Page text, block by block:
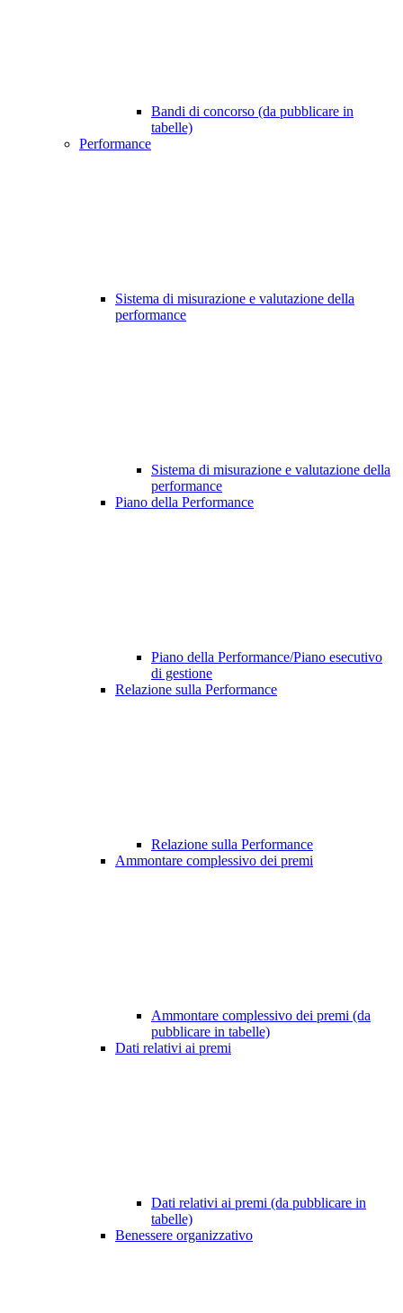
Bandi di concorso (da pubblicare in
tabelle)
Performance
Sistema di misurazione e valutazione della
performance
Sistema di misurazione e valutazione della
performance
Piano della Performance
Piano della Performance/Piano esecutivo
di gestione
Relazione sulla Performance
Relazione sulla Performance
Ammontare complessivo dei premi
Ammontare complessivo dei premi (da
pubblicare in tabelle)
Dati relativi ai premi
Dati relativi ai premi (da pubblicare in
tabelle)
Benessere organizzativo